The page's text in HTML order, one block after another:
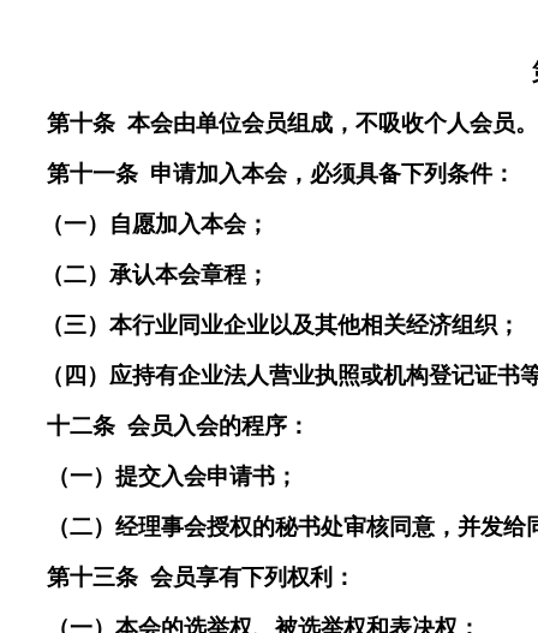
第十条 本会由单位会员组成 ，不吸收个人会员。
第十一条 申请加入本会，必须具备下列条件：
（一）自愿加入本会；
（二）承认本会章程；
（三）本行业同业企业以及其他相关经济组织；
（四）应持有企业法人营业执照或机构登记证书
十二条 会员入会的程序：
（一）提交入会申请书；
（二）经理事会授权的秘书处审核同意，并发给
第十三条 会员享有下列权利：
（一）本会的选举权、被选举权和表决权；